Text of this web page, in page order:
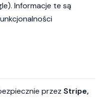
Informacje te są
przez Stripe,